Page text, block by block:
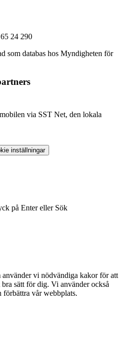
24 290
som databas hos Myndigheten för
via SST Net, den lokala
inställningar
på Enter eller Sök
vi nödvändiga kakor för att
sätt för dig. Vi använder också
vår webbplats.